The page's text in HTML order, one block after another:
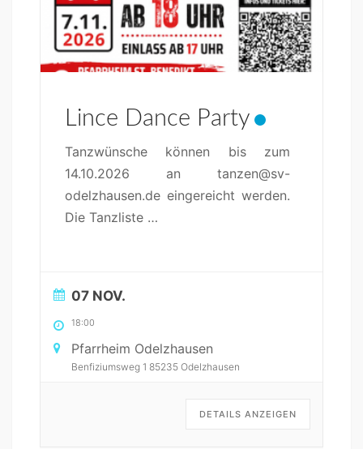
Lince Dance Party
Tanzwün­sche kön­nen bis zum
14.10.2026 an tanzen@sv-
odelzhausen.de ein­gere­icht wer­den.
Die Tan­zliste …
07 NOV.
18:00
Pfar­rheim Odelzhausen
Ben­fiz­ium­sweg 1 85235 Odelzhausen
DETAILS ANZEIGEN